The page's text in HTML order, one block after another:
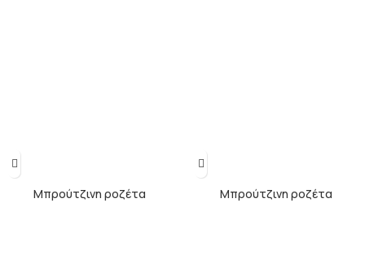
Μπρούτζινη ροζέτα Μπρούτζινη ροζέτα